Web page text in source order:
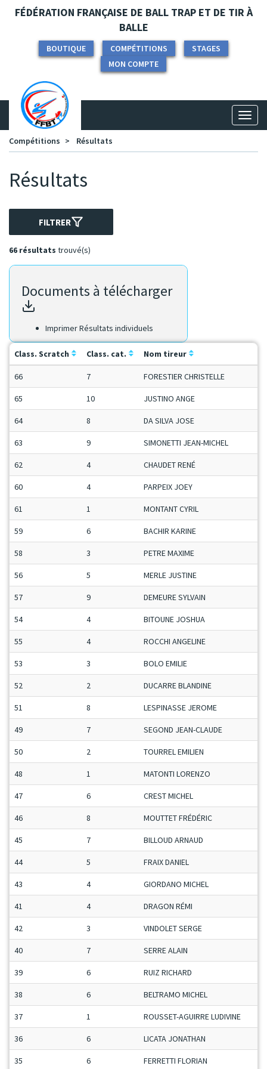
Panneau de gestion des cookies
FÉDÉRATION FRANÇAISE DE BALL TRAP ET DE TIR À
BALLE
BOUTIQUE COMPÉTITIONS
STAGES
MON COMPTE
Compétitions
Résultats
Résultats
FILTRER
66 résultats trouvé(s)
Documents à télécharger
Imprimer Résultats individuels
Class. Scratch Class. cat. Nom tireur
66 7 FORESTIER CHRISTELLE
65 10 JUSTINO ANGE
64 8 DA SILVA JOSE
63 9 SIMONETTI JEAN-MICHEL
62 4 CHAUDET RENÉ
60 4 PARPEIX JOEY
61 1 MONTANT CYRIL
59 6 BACHIR KARINE
58 3 PETRE MAXIME
56 5 MERLE JUSTINE
57 9 DEMEURE SYLVAIN
54 4 BITOUNE JOSHUA
55 4 ROCCHI ANGELINE
53 3 BOLO EMILIE
52 2 DUCARRE BLANDINE
51 8 LESPINASSE JEROME
49 7 SEGOND JEAN-CLAUDE
50 2 TOURREL EMILIEN
48 1 MATONTI LORENZO
47 6 CREST MICHEL
46 8 MOUTTET FRÉDÉRIC
45 7 BILLOUD ARNAUD
44 5 FRAIX DANIEL
43 4 GIORDANO MICHEL
41 4 DRAGON RÉMI
42 3 VINDOLET SERGE
40 7 SERRE ALAIN
39 6 RUIZ RICHARD
38 6 BELTRAMO MICHEL
37 1 ROUSSET-AGUIRRE LUDIVINE
36 6 LICATA JONATHAN
35 6 FERRETTI FLORIAN